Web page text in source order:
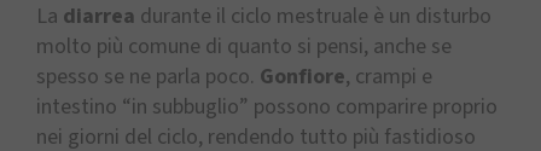
La diarrea durante il ciclo mestruale è un disturbo
molto più comune di quanto si pensi, anche se
spesso se ne parla poco. Gonfiore, crampi e
intestino “in subbuglio” possono comparire proprio
nei giorni del ciclo, rendendo tutto più fastidioso